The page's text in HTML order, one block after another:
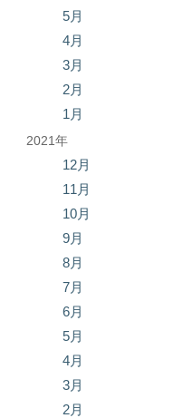
5月
4月
3月
2月
1月
2021年
12月
11月
10月
9月
8月
7月
6月
5月
4月
3月
2月